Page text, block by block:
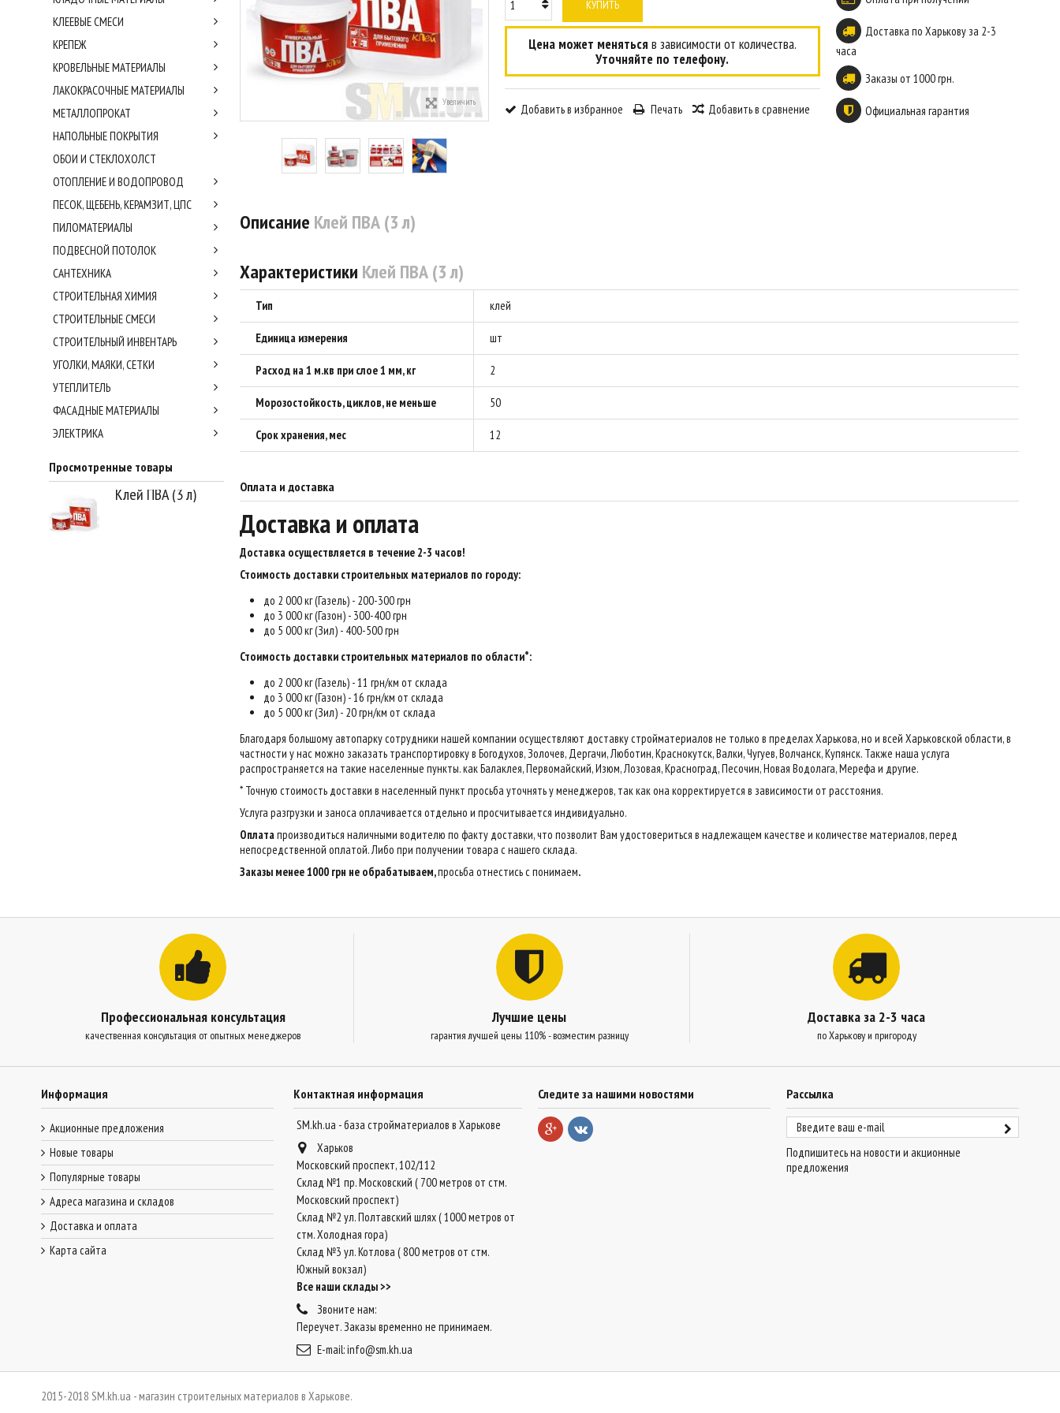
Увеличить
КУПИТЬ
Цена может меняться в зависимости от количества.
Уточняйте по телефону.
Добавить в избранное Печать Добавить в сравнение
Доставка по Харькову за 2-3
часа
Заказы от 1000 грн.
Официальная гарантия
Описание Клей ПВА (3 л)
Характеристики Клей ПВА (3 л)
Тип клей
Единица измерения шт
Расход на 1 м.кв при слое 1 мм, кг 2
Морозостойкость, циклов, не меньше 50
Срок хранения, мес 12
Оплата и доставка
Доставка и оплата
Доставка осуществляется в течение 2-3 часов!
Стоимость доставки строительных материалов по городу:
до 2 000 кг (Газель) - 200-300 грн
до 3 000 кг (Газон) - 300-400 грн
до 5 000 кг (Зил) - 400-500 грн
Стоимость доставки строительных материалов по области*:
до 2 000 кг (Газель) - 11 грн/км от склада
до 3 000 кг (Газон) - 16 грн/км от склада
до 5 000 кг (Зил) - 20 грн/км от склада
Благодаря большому автопарку сотрудники нашей компании осуществляют доставку стройматериалов не только в пределах Харькова, но и всей Харьковской области, в
частности у нас можно заказать транспортировку в Богодухов, Золочев, Дергачи, Люботин, Краснокутск, Валки, Чугуев, Волчанск, Купянск. Также наша услуга
распространяется на такие населенные пункты. как Балаклея, Первомайский, Изюм, Лозовая, Красноград, Песочин, Новая Водолага, Мерефа и другие.
* Точную стоимость доставки в населенный пункт просьба уточнять у менеджеров, так как она корректируется в зависимости от расстояния.
Услуга разгрузки и заноса оплачивается отдельно и просчитывается индивидуально.
Оплатапроизводиться наличными водителю по факту доставки, что позволит Вам удостовериться в надлежащем качестве и количестве материалов, перед
непосредственной оплатой. Либо при получении товара с нашего склада.
Заказы менее 1000 грн не обрабатываем,просьба отнестись с понимаем.
КЛЕЕВЫЕ СМЕСИ
КРЕПЕЖ
КРОВЕЛЬНЫЕ МАТЕРИАЛЫ
ЛАКОКРАСОЧНЫЕ МАТЕРИАЛЫ
МЕТАЛЛОПРОКАТ
НАПОЛЬНЫЕ ПОКРЫТИЯ
ОБОИ И СТЕКЛОХОЛСТ
ОТОПЛЕНИЕ И ВОДОПРОВОД
ПЕСОК, ЩЕБЕНЬ, КЕРАМЗИТ, ЦПС
ПИЛОМАТЕРИАЛЫ
ПОДВЕСНОЙ ПОТОЛОК
САНТЕХНИКА
СТРОИТЕЛЬНАЯ ХИМИЯ
СТРОИТЕЛЬНЫЕ СМЕСИ
СТРОИТЕЛЬНЫЙ ИНВЕНТАРЬ
УГОЛКИ, МАЯКИ, СЕТКИ
УТЕПЛИТЕЛЬ
ФАСАДНЫЕ МАТЕРИАЛЫ
ЭЛЕКТРИКА
Просмотренные товары
Клей ПВА (3 л)
Профессиональная консультация
качественная консультация от опытных менеджеров
Лучшие цены
гарантия лучшей цены 110% - возместим разницу
Доставка за 2-3 часа
по Харькову и пригороду
Информация
Акционные предложения
Новые товары
Популярные товары
Адреса магазина и складов
Доставка и оплата
Карта сайта
Контактная информация
SM.kh.ua - база стройматериалов в Харькове
Харьков
Московский проспект, 102/112
Склад №1 пр. Московский ( 700 метров от стм.
Московский проспект)
Склад №2 ул. Полтавский шлях ( 1000 метров от
стм. Холодная гора)
Склад №3 ул. Котлова ( 800 метров от стм.
Южный вокзал)
Все наши склады >>
Звоните нам:
Переучет. Заказы временно не принимаем.
E-mail:info@sm.kh.ua
Рассылка
Подпишитесь на новости и акционные
предложения
Следите за нашими новостями
2015-2018 SM.kh.ua - магазин строительных материалов в Харькове.